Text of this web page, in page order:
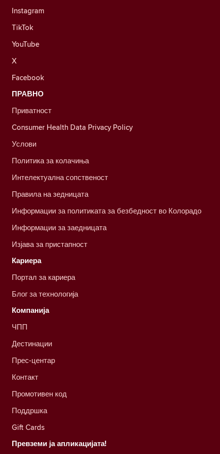
Instagram
TikTok
YouTube
X
Facebook
ПРАВНО
Приватност
Consumer Health Data Privacy Policy
Услови
Политика за колачиња
Интелектуална сопственост
Правила на зедницата
Информации за политиката за безбедност во Колорадо
Информации за заедницата
Изјава за пристапност
Кариера
Портал за кариера
Блог за технологија
Компанија
ЧПП
Дестинации
Прес-центар
Контакт
Промотивен код
Поддршка
Gift Cards
Превземи ја апликацијата!